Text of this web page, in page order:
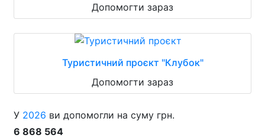
Допомогти зараз
Туристичний проєкт "Клубок"
Допомогти зараз
У 2026 ви допомогли на суму грн.
6 868 564